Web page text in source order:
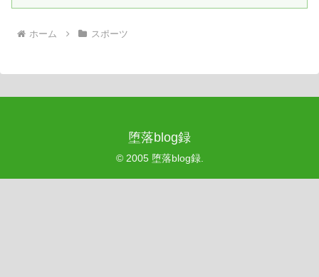
ホーム スポーツ
堕落blog録
© 2005 堕落blog録.